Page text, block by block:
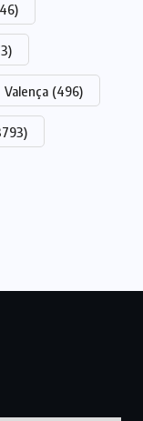
Valença (496)